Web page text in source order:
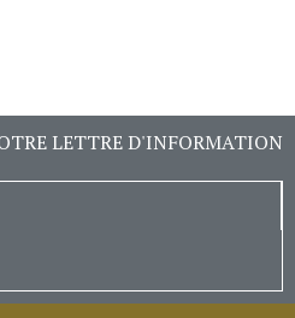
LETTRE D'INFORMATION